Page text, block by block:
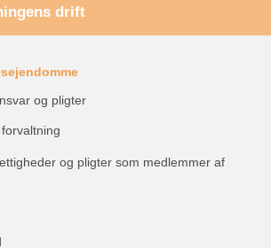
drift
og pligter
og pligter som medlemmer af